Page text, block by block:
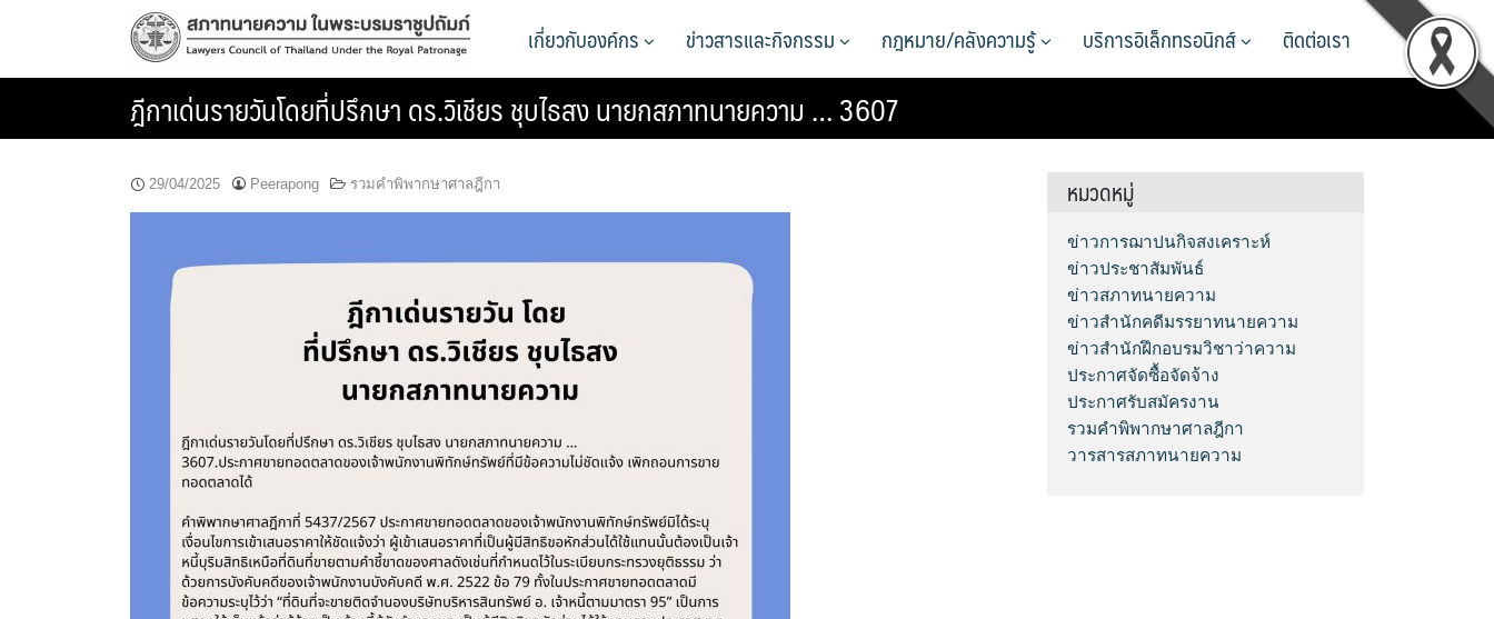
เกี่ยวกับองค์กร ข่าวสารและกิจกรรม กฎหมาย/คลังความรู้ บริการอิเล็กทรอนิกส์ ติดต่อเรา
ฎีกาเด่นรายวันโดยที่ปรึกษา ดร.วิเชียร ชุบไธสง นายกสภาทนายความ … 3607
29/04/2025 Peerapong รวมคำพิพากษาศาลฎีกา หมวดหมู่
ข่าวการฌาปนกิจสงเคราะห์
ข่าวประชาสัมพันธ์
ข่าวสภาทนายความ
ข่าวสำนักคดีมรรยาทนายความ
ข่าวสำนักฝึกอบรมวิชาว่าความ
ประกาศจัดซื้อจัดจ้าง
ประกาศรับสมัครงาน
รวมคำพิพากษาศาลฎีกา
วารสารสภาทนายความ